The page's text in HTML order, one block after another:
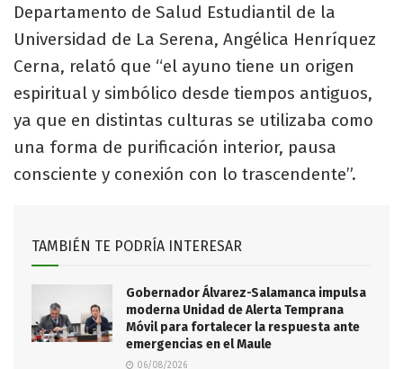
Departamento de Salud Estudiantil de la
Universidad de La Serena, Angélica Henríquez
Cerna, relató que “el ayuno tiene un origen
espiritual y simbólico desde tiempos antiguos,
ya que en distintas culturas se utilizaba como
una forma de purificación interior, pausa
consciente y conexión con lo trascendente”.
TAMBIÉN TE PODRÍA INTERESAR
Gobernador Álvarez-Salamanca impulsa
moderna Unidad de Alerta Temprana
Móvil para fortalecer la respuesta ante
emergencias en el Maule
06/08/2026